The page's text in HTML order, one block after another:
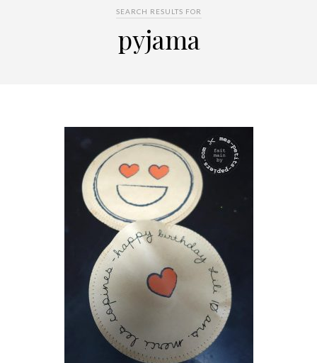
SEARCH RESULTS FOR
pyjama